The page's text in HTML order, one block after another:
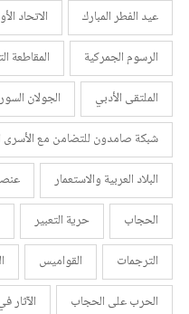
عيد الفطر المبارك
الاتحاد
الرسوم الجمركية
المقاطعة
الملتقى الأدبي
الجولان
شبكة صامدون للتضامن مع الأسرى
البلاد العربية والاستعمار
الحجاب
حرية التعبير
الترجمات
القواميس
الحرب على الحجاب
الآثار